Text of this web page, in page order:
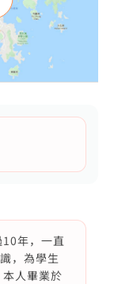
年，一直
，為學生
人畢業於